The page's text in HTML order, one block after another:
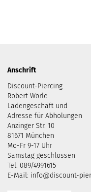
Anschrift
Discount-Piercing
Robert Wörle
Ladengeschäft und
Adresse für Abholungen
Anzinger Str. 10
81671 München
Mo-Fr 9-17 Uhr
Samstag geschlossen
Tel. 089/4991615
E-Mail: info@discount-